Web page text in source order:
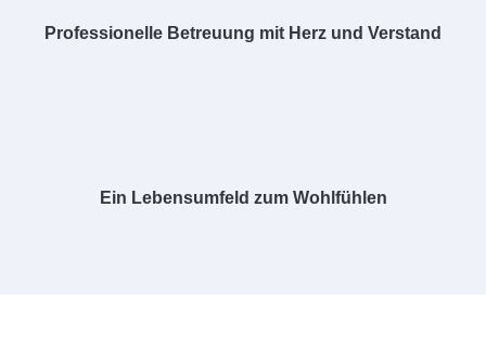
Professionelle Betreuung mit Herz und Verstand
Ein Lebensumfeld zum Wohlfühlen